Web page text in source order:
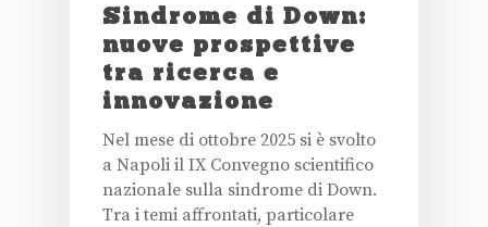
Sindrome di Down:
nuove prospettive
tra ricerca e
innovazione
Nel mese di ottobre 2025 si è svolto
a Napoli il IX Convegno scientifico
nazionale sulla sindrome di Down.
Tra i temi affrontati, particolare